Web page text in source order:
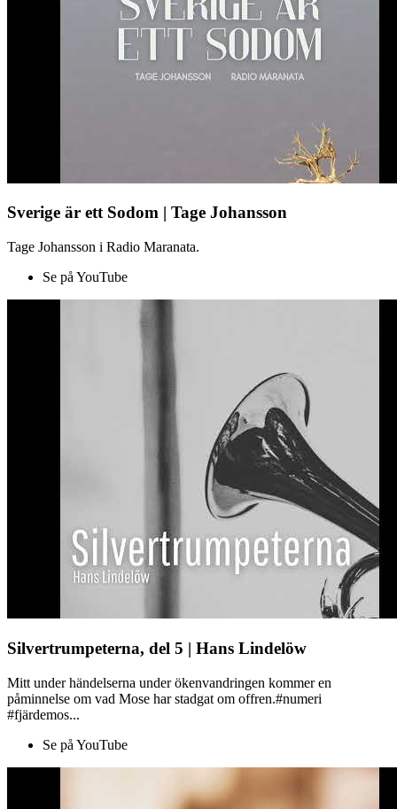
Sverige är ett Sodom | Tage Johansson
Tage Johansson i Radio Maranata.
Se på YouTube
Silvertrumpeterna, del 5 | Hans Lindelöw
Mitt under händelserna under ökenvandringen kommer en
påminnelse om vad Mose har stadgat om offren.#numeri
#fjärdemos...
Se på YouTube